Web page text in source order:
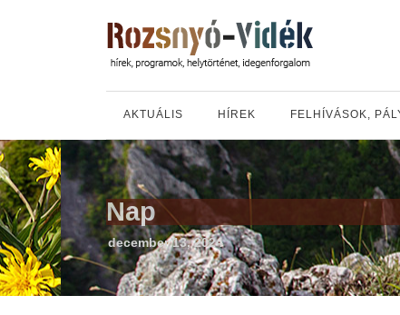
AKTUÁLIS HÍREK FELHÍVÁSOK,
Nap
december 13, 2024